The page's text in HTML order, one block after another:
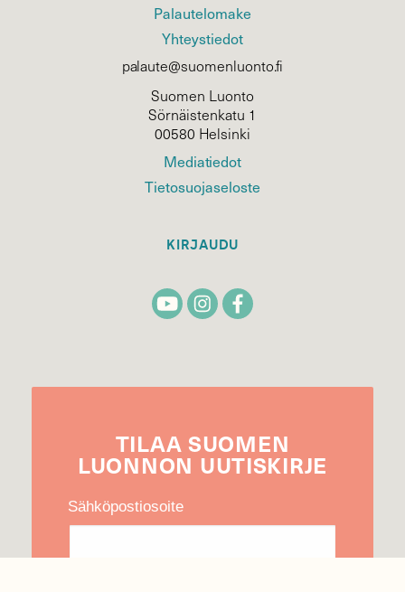
Palautelomake
Yhteystiedot
palaute@suomenluonto.fi
Suomen Luonto
Sörnäistenkatu 1
00580 Helsinki
Mediatiedot
Tietosuojaseloste
KIRJAUDU
TILAA SUOMEN
LUONNON UUTIS­KIRJE
Sähköpostiosoite